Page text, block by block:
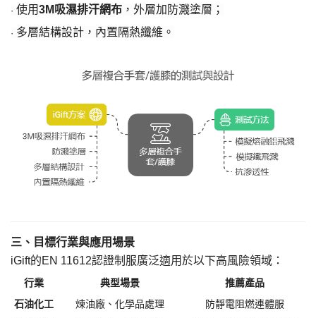
· 使用3M吸濕排汗網布 ，外層加防濺塗層；
· 多層結構設計，內置隔熱纖維。
三、目標行業與應用場景
iGift的EN 11612認證制服廣泛適用於以下高風險領域：
行業 典型場景
推薦產品
石油化工
煉油廠、化學品處理
防靜電阻燃連體服